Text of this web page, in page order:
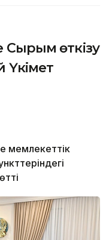
Сырым өткізу
Үкімет
мемлекеттік